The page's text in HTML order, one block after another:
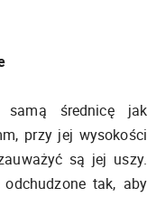
samą średnicę jak
przy jej wysokości
są jej uszy.
tak, aby